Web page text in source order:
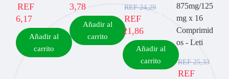
REF
6,17
Añadir al
carrito
3,78
Añadir al
carrito
REF24,29
REF
21,86
Añadir al
carrito
875mg/125
mg x 16
Comprimid
os - Leti
REF25,33
REF